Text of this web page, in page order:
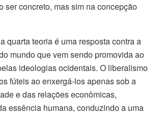
ser concreto, mas sim na concepção
quarta teoria é uma resposta contra a
mundo que vem sendo promovida ao
ideologias ocidentais. O liberalismo
fúteis ao enxergá-los apenas sob a
e das relações econômicas,
essência humana, conduzindo a uma